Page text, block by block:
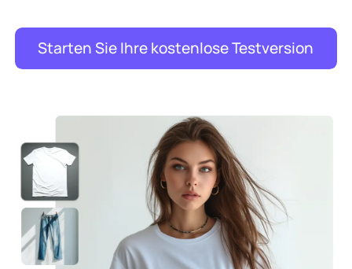
Starten Sie Ihre kostenlose Testversion